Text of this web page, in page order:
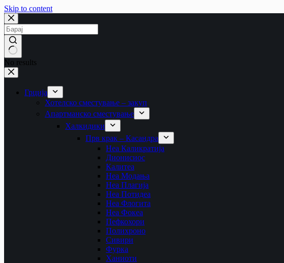
Skip to content
No results
Грција
Хотелско сместување – закуп
Апартманско сместување
Халкидики
Прв крак – Касандра
Неа Каликратија
Дионисиос
Калитеа
Неа Модања
Неа Плагија
Неа Потидеа
Неа Флогита
Неа Фокеа
Пефкохори
Полихроно
Сивири
Фурка
Ханиоти